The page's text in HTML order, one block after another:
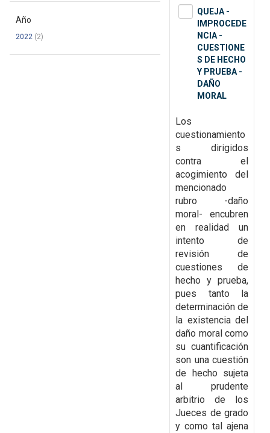
Año
2022 (2)
QUEJA -
IMPROCEDE
NCIA -
CUESTIONE
S DE HECHO
Y PRUEBA -
DAÑO
MORAL
Los
cuestionamiento
s dirigidos
contra el
acogimiento del
mencionado
rubro -daño
moral- encubren
en realidad un
intento de
revisión de
cuestiones de
hecho y prueba,
pues tanto la
determinación de
la existencia del
daño moral como
su cuantificación
son una cuestión
de hecho sujeta
al prudente
arbitrio de los
Jueces de grado
y como tal ajena